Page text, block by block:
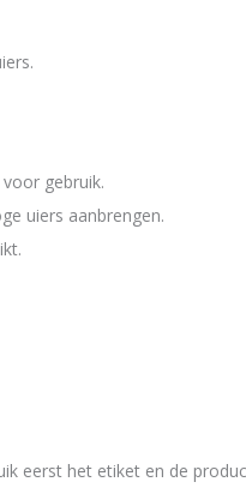
gebruik.
uiers aanbrengen.
eerst het etiket en de